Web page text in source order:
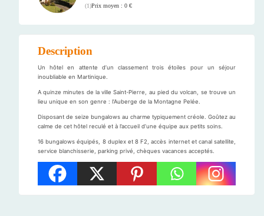
(1)Prix moyen : 0 €
Description
Un hôtel en attente d’un classement trois étoiles pour un séjour
inoubliable en Martinique.
A quinze minutes de la ville Saint-Pierre, au pied du volcan, se trouve un
lieu unique en son genre : l’Auberge de la Montagne Pelée.
Disposant de seize bungalows au charme typiquement créole. Goûtez au
calme de cet hôtel reculé et à l’accueil d’une équipe aux petits soins.
16 bungalows équipés, 8 duplex et 8 F2, accès internet et canal satellite,
service blanchisserie, parking privé, chèques vacances acceptés.